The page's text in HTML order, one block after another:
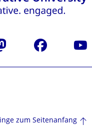
Facebook
zum Seitenanfang